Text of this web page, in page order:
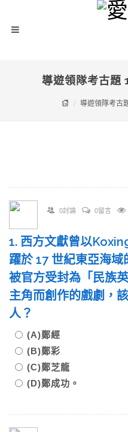
導遊領隊考古題
導遊領隊考古
0討論 0留言
1. 西方文獻曾以
躍於 17 世紀東亞海
被官方受封為「民族
主角而創作的戲劇，
人？
(A)鄭經
(B)鄭彩
(C)鄭芝龍
(D)鄭成功。